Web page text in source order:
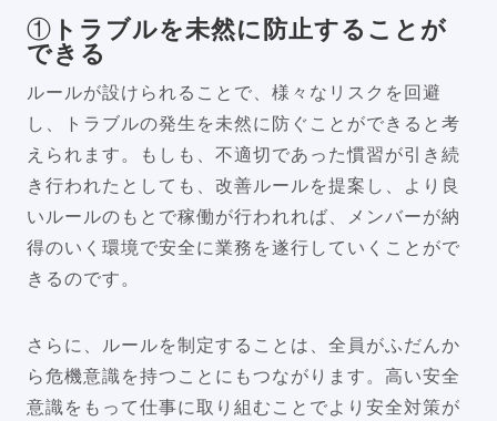
① トラブルを未然に防止することが
できる
ルールが設けられることで、様々なリスクを回避
し、トラブルの発生を未然に防ぐことができると考
えられます。もしも、不適切であった慣習が引き続
き行われたとしても、改善ルールを提案し、より良
いルールのもとで稼働が行われれば、メンバーが納
得のいく環境で安全に業務を遂行していくことがで
きるのです。
さらに、ルールを制定することは、全員がふだんか
ら危機意識を持つことにもつながります。高い安全
意識をもって仕事に取り組むことでより安全対策が